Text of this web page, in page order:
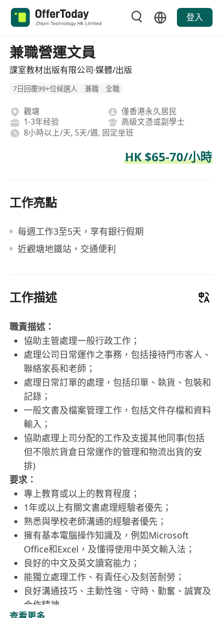
登入
兼職營運文員
課室教材出版有限公司·媒體/出版
7日回覆99+位候選人 兼職 全職
觀塘
僅香港永久居民
1-3年经验
高級文憑或副學士
8小時以上/天, 5天/週, 固定坐班
HK $65-70/小時
工作亮點
每週工作3至5天，享有銀行假期
近觀塘地鐵站，交通便利
工作描述
職責描述：
協助主管處理一般行政工作；
處理公司日常運作之事務，包括接待門市客人、
聯絡家長和老師；
處理日常訂單的處理，包括印單、執貨、包裝和
記錄；
一般文書及檔案管理工作，包括文件存檔和資料
輸入；
協助處理上司分配的工作及支援其他同事(包括
但不限於貨倉日常運作的管理和物流出貨的安
排)
要求：
專上教育或以上的教育程度；
1年或以上有關文書處理經驗者優先；
熟悉與學校老師溝通的經驗者優先；
擁有基本電腦操作知識及，例如Microsoft
Office和Excel，及懂得使用中英文輸入法；
良好的中文及英文讀寫能力；
能獨立處理工作、有責任心及刻苦耐勞；
良好溝通技巧、主動性強、守時、勤奮、誠實及
合作精神